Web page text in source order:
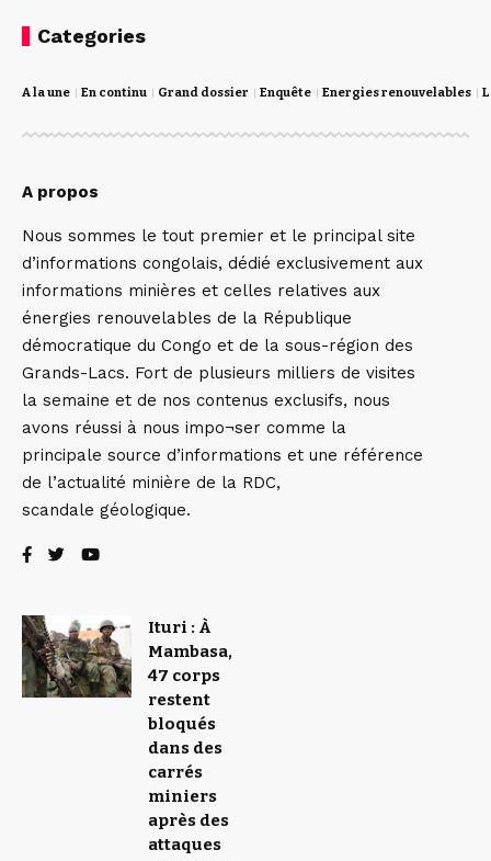
Categories
A la une En continu Grand dossier Enquête Energies renouvelables
A propos
Nous sommes le tout premier et le principal site
d’informations congolais, dédié exclusivement aux
informations minières et celles relatives aux
énergies renouvelables de la République
démocratique du Congo et de la sous-région des
Grands-Lacs. Fort de plusieurs milliers de visites
la semaine et de nos contenus exclusifs, nous
avons réussi à nous impo¬ser comme la
principale source d’informations et une référence
de l’actualité minière de la RDC,
scandale géologique.
Ituri : À
Mambasa,
47 corps
restent
bloqués
dans des
carrés
miniers
après des
attaques